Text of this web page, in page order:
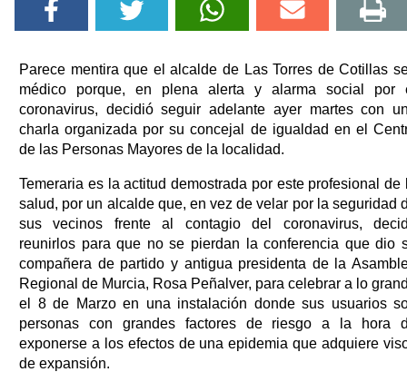
Parece mentira que el alcalde de Las Torres de Cotillas
médico porque, en plena alerta y alarma social por
coronavirus, decidió seguir adelante ayer martes con
charla organizada por su concejal de igualdad en el
de las Personas Mayores de la localidad.
Temeraria es la actitud demostrada por este profesional de
salud, por un alcalde que, en vez de velar por la seguridad
sus vecinos frente al contagio del coronavirus,
reunirlos para que no se pierdan la conferencia que dio
compañera de partido y antigua presidenta de la
Regional de Murcia, Rosa Peñalver, para celebrar a lo
el 8 de Marzo en una instalación donde sus usuarios
personas con grandes factores de riesgo a la hora
exponerse a los efectos de una epidemia que adquiere
de expansión.